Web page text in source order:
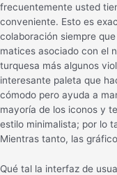
frecuentemente usted
conveniente. Esto es
colaboración siempre
matices asociado con el
turquesa más algunos
interesante paleta que
cómodo pero ayuda a
mayoría de los iconos y
estilo minimalista; por lo
Mientras tanto, las
Qué tal la interfaz de